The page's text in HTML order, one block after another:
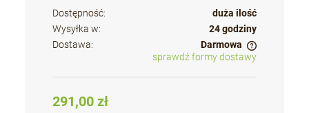
Dostępność:
duża ilość
Wysyłka w:
24 godziny
Dostawa:
Darmowa
Cena nie zawiera ewentualnych kosztów płatności
sprawdź formy dostawy
291,00 zł